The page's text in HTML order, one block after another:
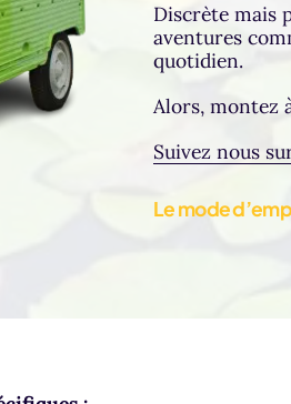
Discrète mais
aventures
quotidien.
Alors, montez
Suivez nous
Le mode